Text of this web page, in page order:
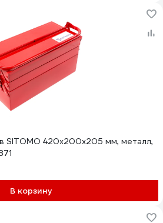
SITOMO 420x200x205 мм, металл,
В корзину